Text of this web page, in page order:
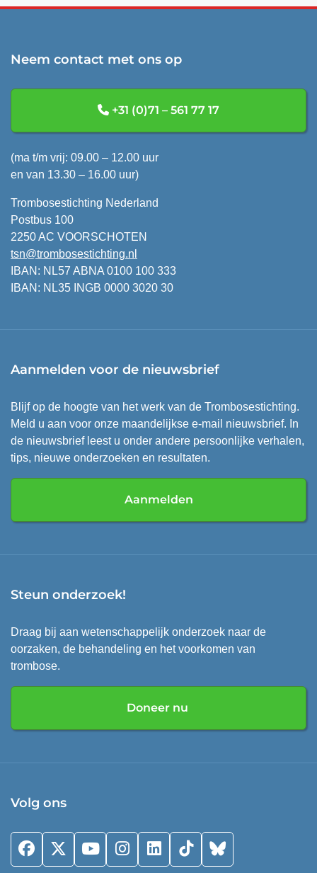
Neem contact met ons op
+31 (0)71 – 561 77 17
(ma t/m vrij: 09.00 – 12.00 uur
en van 13.30 – 16.00 uur)
Trombosestichting Nederland
Postbus 100
2250 AC VOORSCHOTEN
tsn@trombosestichting.nl
IBAN: NL57 ABNA 0100 100 333
IBAN: NL35 INGB 0000 3020 30
Aanmelden voor de nieuwsbrief
Blijf op de hoogte van het werk van de Trombosestichting.
Meld u aan voor onze maandelijkse e-mail nieuwsbrief. In
de nieuwsbrief leest u onder andere persoonlijke verhalen,
tips, nieuwe onderzoeken en resultaten.
Aanmelden
Steun onderzoek!
Draag bij aan wetenschappelijk onderzoek naar de
oorzaken, de behandeling en het voorkomen van
trombose.
Doneer nu
Volg ons